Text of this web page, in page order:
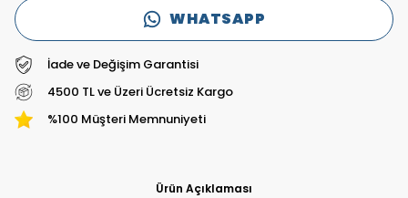
WHATSAPP
İade ve Değişim Garantisi
4500 TL ve Üzeri Ücretsiz Kargo
%100 Müşteri Memnuniyeti
Ürün Açıklaması